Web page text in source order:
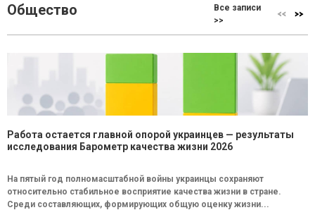
Общество
Все записи
>>
Работа остается главной опорой украинцев — результаты
исследования Барометр качества жизни 2026
На пятый год полномасштабной войны украинцы сохраняют
относительно стабильное восприятие качества жизни в стране.
Среди составляющих, формирующих общую оценку жизни...